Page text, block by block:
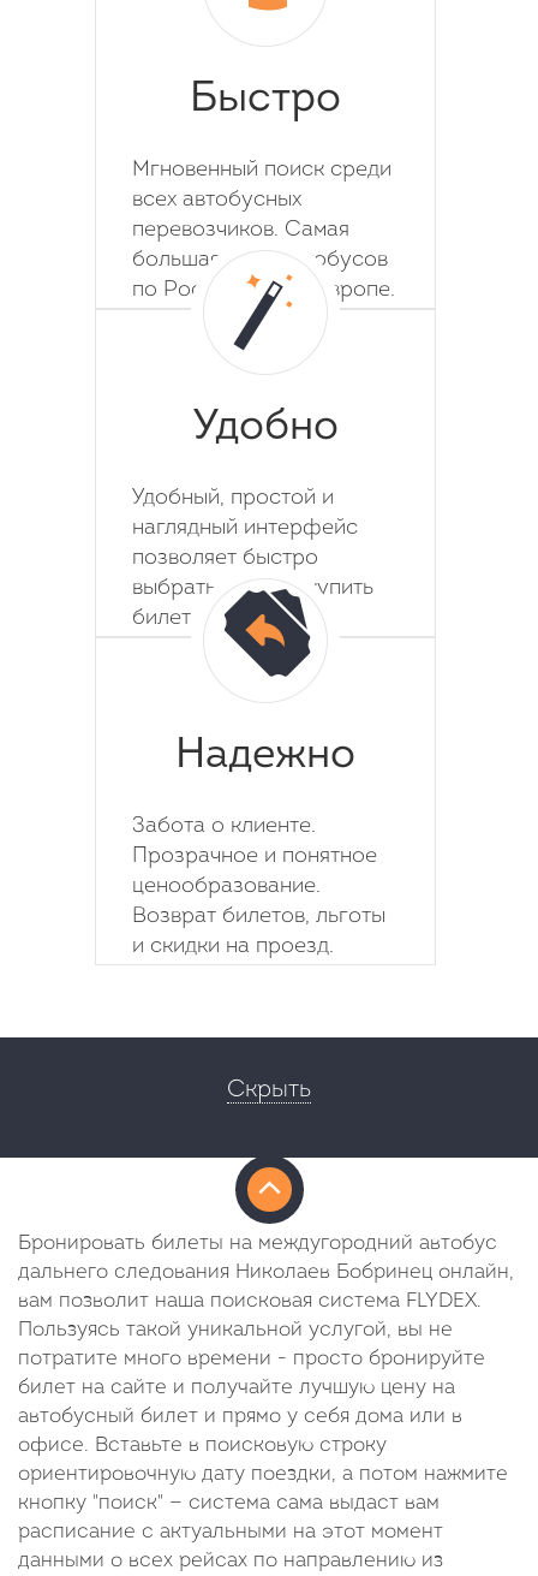
Быстро
Мгновенный поиск среди
всех автобусных
перевозчиков. Самая
большая база автобусов
по России, СНГ и Европе.
Удобно
Удобный, простой и
наглядный интерфейс
позволяет быстро
выбрать место и купить
билет на автобус.
Надежно
Забота о клиенте.
Прозрачное и понятное
ценообразование.
Возврат билетов, льготы
и скидки на проезд.
Скрыть
Бронировать билеты на междугородний автобус
дальнего следования Николаев Бобринец онлайн,
вам позволит наша поисковая система FLYDEX.
Пользуясь такой уникальной услугой, вы не
потратите много времени - просто бронируйте
билет на сайте и получайте лучшую цену на
автобусный билет и прямо у себя дома или в
офисе. Вставьте в поисковую строку
ориентировочную дату поездки, а потом нажмите
кнопку "поиск" — система сама выдаст вам
расписание с актуальными на этот момент
данными о всех рейсах по направлению из